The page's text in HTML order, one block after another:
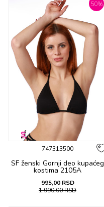
50%
747313500
SF ženski Gornji deo kupaćeg
kostima 2105A
995,00 RSD
1.990,00RSD